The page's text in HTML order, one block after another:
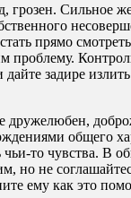
грозен. Сильное
прямо
проблему.
задире
дружелюбен,
общего
то чувства. В
но не
ему как это